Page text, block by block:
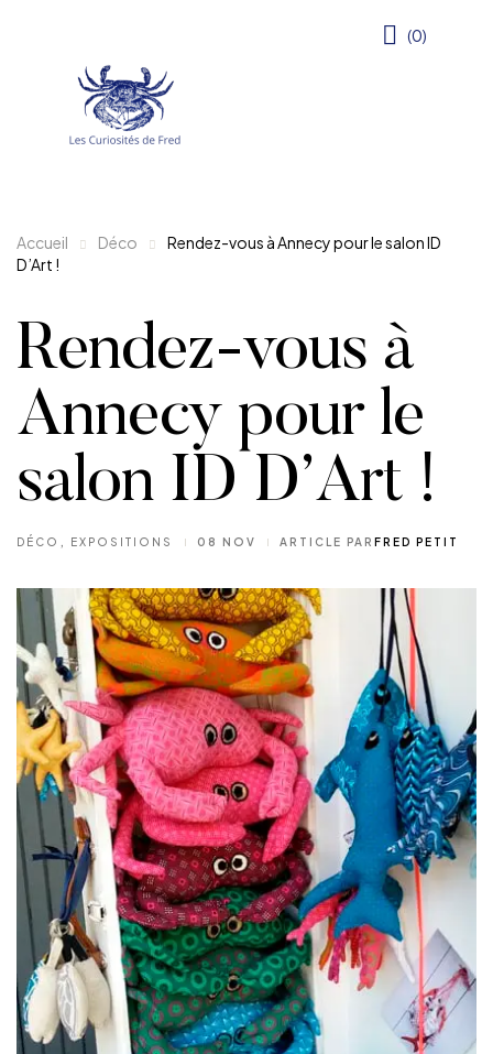
(0)
Accueil Déco
Rendez-vous à Annecy pour le salon ID
D’Art !
Rendez-vous à
Annecy pour le
salon ID D’Art !
DÉCO EXPOSITIONS 08 NOV ARTICLE PAR FRED PETIT